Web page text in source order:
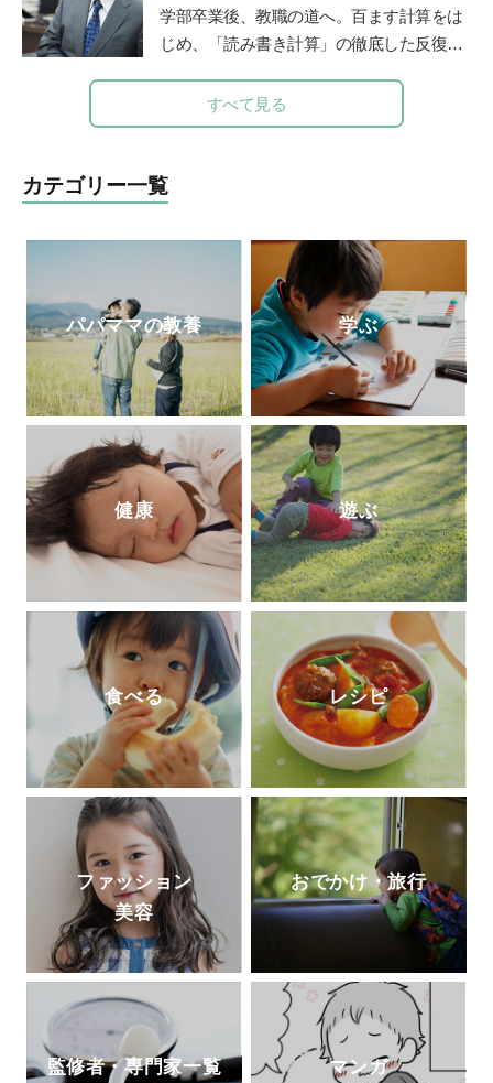
ども達各々が自身の無限の可能性に気づ
き、各々の才能を伸ばすきっかけとなる誌
質な知育学習記事・付録を掲載していま
学部卒業後、教職の道へ。百ます計算をは
じめ、「読み書き計算」の徹底した反復学
の学力を驚異的に向上させた。その指導法
である「陰山メソッド」は、教育者、保護
材かした『徹底反復シリーズ』は、総計77
0万部の大ベストセラーとなっている。現
在、YouTube『陰山英男公式チャンネル』
で授業や講演を公開して注目を集めてい
http://kageyamahideo.com/
すべて見る
カテゴリー一覧
パパママの教養 学ぶ
健康 遊ぶ
食べる レシピ
ファッション
美容
おでかけ・旅行
監修者・専門家一覧 マンガ